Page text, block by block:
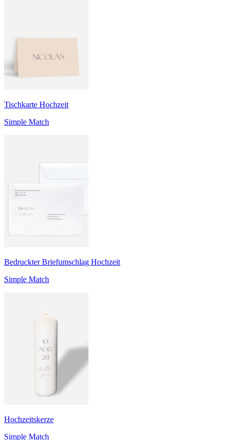
Tischkarte Hochzeit
Simple Match
Bedruckter Briefumschlag Hochzeit
Simple Match
Hochzeitskerze
Simple Match